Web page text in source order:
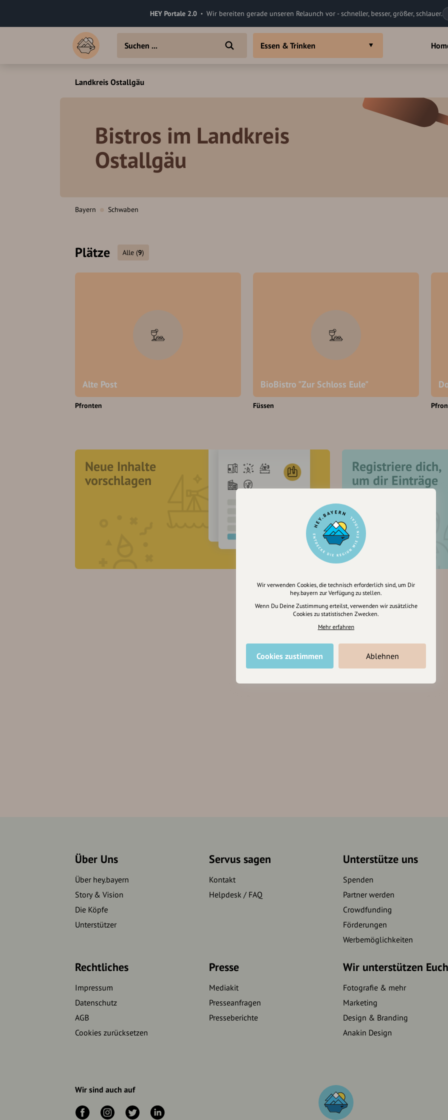
HEY Portale 2.0 Wir bereiten gerade unseren Relaunch vor - schneller, besser, größer, schlauer.
Essen & Trinken
Landkreis Ostallgäu
Bistros im Landkreis
Ostallgäu
Bayern Schwaben
Plätze Alle (9)
Alte Post
Pfronten
BioBistro "Zur Schloss Eule"
Füssen
Neue Inhalte
vorschlagen
Registriere dich,
um dir Einträge
Über Uns
Über hey.bayern
Story & Vision
Die Köpfe
Unterstützer
Servus sagen
Kontakt
Helpdesk / FAQ
Unterstütze uns
Spenden
Partner werden
Crowdfunding
Förderungen
Werbemöglichkeiten
Rechtliches
Impressum
Datenschutz
AGB
Cookies zurücksetzen
Presse
Mediakit
Presseanfragen
Presseberichte
Wir unterstützen Euch
Fotografie & mehr
Marketing
Design & Branding
Anakin Design
Wir sind auch auf
Wir verwenden Cookies, die technisch erforderlich sind, um Dir
hey.bayern zur Verfügung zu stellen.
Wenn Du Deine Zustimmung erteilst, verwenden wir zusätzliche
Cookies zu statistischen Zwecken.
Mehr erfahren
Cookies zustimmen Ablehnen